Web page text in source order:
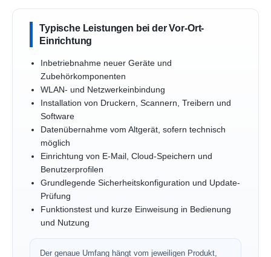
Typische Leistungen bei der Vor-Ort-
Einrichtung
Inbetriebnahme neuer Geräte und
Zubehörkomponenten
WLAN- und Netzwerkeinbindung
Installation von Druckern, Scannern, Treibern und
Software
Datenübernahme vom Altgerät, sofern technisch
möglich
Einrichtung von E-Mail, Cloud-Speichern und
Benutzerprofilen
Grundlegende Sicherheitskonfiguration und Update-
Prüfung
Funktionstest und kurze Einweisung in Bedienung
und Nutzung
Der genaue Umfang hängt vom jeweiligen Produkt,